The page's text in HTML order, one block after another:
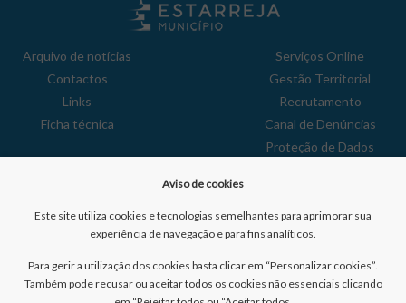
Arquivo de notícias
Contactos
Links
Ficha técnica
Serviços Online
Gestão Territorial
Recrutamento
Canal de Denúncias
Proteção de Dados
Reclamações
Aviso de cookies
Este site utiliza cookies e tecnologias semelhantes para aprimorar sua
experiência de navegação e para fins analíticos.
Para gerir a utilização dos cookies basta clicar em “Personalizar cookies”.
Também pode recusar ou aceitar todos os cookies não essenciais clicando